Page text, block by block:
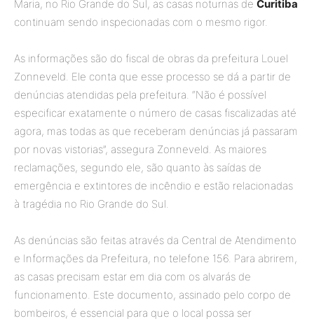
Maria, no Rio Grande do Sul, as casas noturnas de Curitiba
continuam sendo inspecionadas com o mesmo rigor.
As informações são do fiscal de obras da prefeitura Louel
Zonneveld. Ele conta que esse processo se dá a partir de
denúncias atendidas pela prefeitura. “Não é possível
especificar exatamente o número de casas fiscalizadas até
agora, mas todas as que receberam denúncias já passaram
por novas vistorias”, assegura Zonneveld. As maiores
reclamações, segundo ele, são quanto às saídas de
emergência e extintores de incêndio e estão relacionadas
à tragédia no Rio Grande do Sul.
As denúncias são feitas através da Central de Atendimento
e Informações da Prefeitura, no telefone 156. Para abrirem,
as casas precisam estar em dia com os alvarás de
funcionamento. Este documento, assinado pelo corpo de
bombeiros, é essencial para que o local possa ser